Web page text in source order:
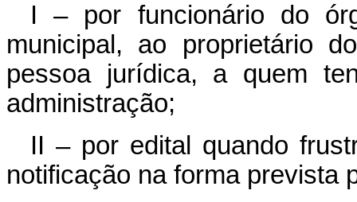
I – por funcionário do
municipal, ao proprietário
pessoa jurídica, a quem
administração;
II – por edital quando
notificação na forma prevista